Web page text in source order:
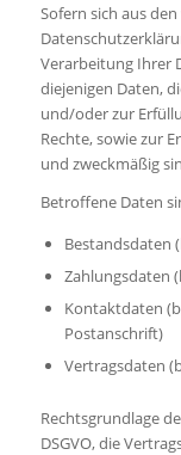
Sofern sich aus
Verarbeitung Ihrer
diejenigen Daten,
und/oder zur
Rechte, sowie zur
und zweckmäßig
Betroffene Daten
Bestandsdaten
Zahlungsdaten
Kontaktdaten
Postanschrift)
Vertragsdaten
Rechtsgrundlage
DSGVO, die